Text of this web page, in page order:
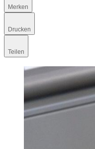
Merken
Drucken
Teilen